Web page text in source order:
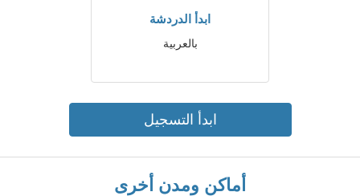
ابدأ الدردشة
بالعربية
ابدأ التسجيل
أماكن ومدن أخرى